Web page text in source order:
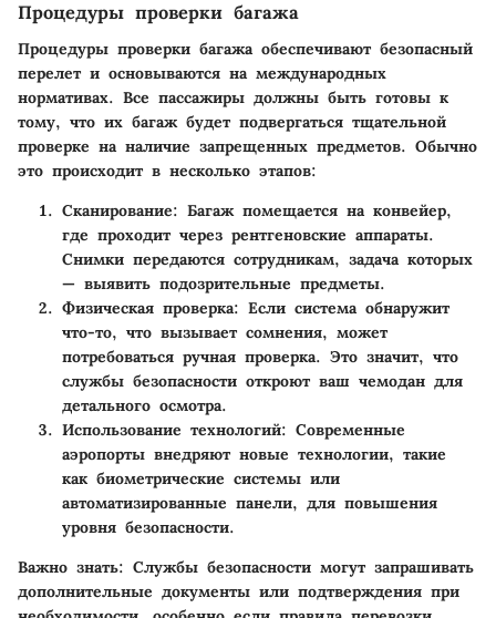
Процедуры проверки багажа
Процедуры проверки багажа обеспечивают безопасный
перелет и основываются на международных
нормативах. Все пассажиры должны быть готовы к
тому, что их багаж будет подвергаться тщательной
проверке на наличие запрещенных предметов. Обычно
это происходит в несколько этапов:
Сканирование: Багаж помещается на конвейер,
где проходит через рентгеновские аппараты.
Снимки передаются сотрудникам, задача которых
— выявить подозрительные предметы.
Физическая проверка: Если система обнаружит
что-то, что вызывает сомнения, может
потребоваться ручная проверка. Это значит, что
службы безопасности откроют ваш чемодан для
детального осмотра.
Использование технологий: Современные
аэропорты внедряют новые технологии, такие
как биометрические системы или
автоматизированные панели, для повышения
уровня безопасности.
Важно знать: Службы безопасности могут запрашивать
дополнительные документы или подтверждения при